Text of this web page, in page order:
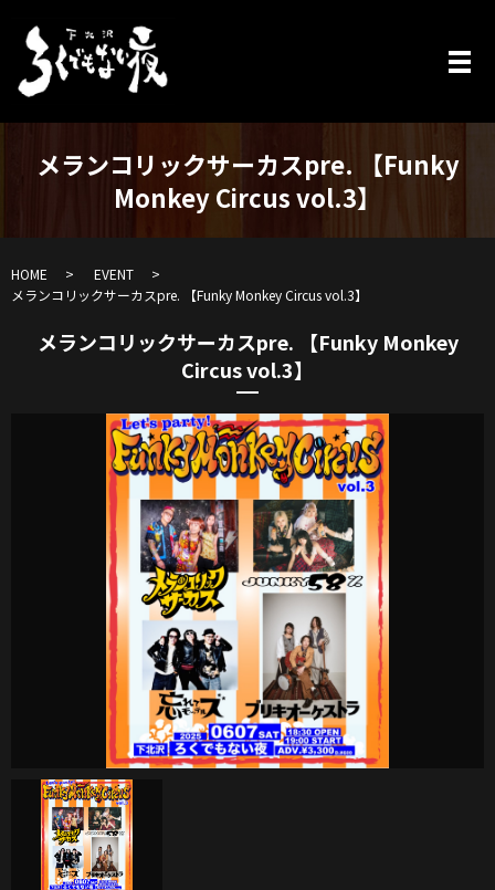
メランコリックサーカスpre. 【Funky
Monkey Circus vol.3】
HOME
EVENT
メランコリックサーカスpre. 【Funky Monkey Circus vol.3】
メランコリックサーカスpre. 【Funky Monkey
Circus vol.3】